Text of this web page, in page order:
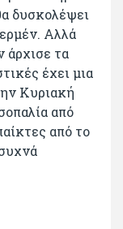
δυσκολέψει
Αλλά
άρχισε τα
έχει μια
Κυριακή
από
από το